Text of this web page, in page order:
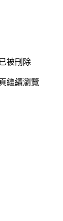
被刪除
繼續瀏覽